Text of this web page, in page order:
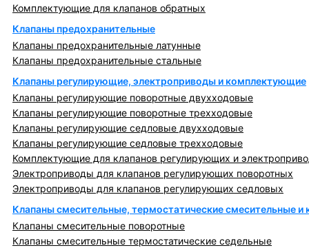
Комплектующие для клапанов обратных
Клапаны предохранительные
Клапаны предохранительные латунные
Клапаны предохранительные стальные
Клапаны регулирующие, электроприводы и комплектующие
Клапаны регулирующие поворотные двухходовые
Клапаны регулирующие поворотные трехходовые
Клапаны регулирующие седловые двухходовые
Клапаны регулирующие седловые трехходовые
Комплектующие для клапанов регулирующих и
Электроприводы для клапанов регулирующих поворотных
Электроприводы для клапанов регулирующих седловых
Клапаны смесительные, термостатические смесительные
Клапаны смесительные поворотные
Клапаны смесительные термостатические седельные